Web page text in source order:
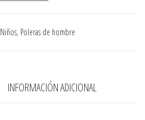
Niños, Poleras de hombre
INFORMACIÓN ADICIONAL